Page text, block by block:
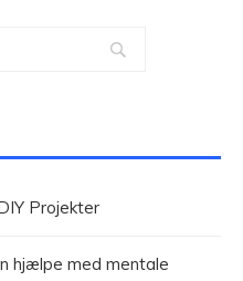
Projekter
hjælpe med mentale